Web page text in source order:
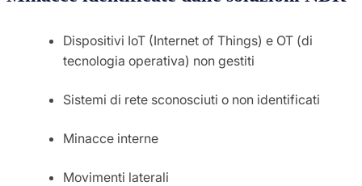
Dispositivi IoT (Internet of Things) e OT (di
tecnologia operativa) non gestiti
Sistemi di rete sconosciuti o non identificati
Minacce interne
Movimenti laterali